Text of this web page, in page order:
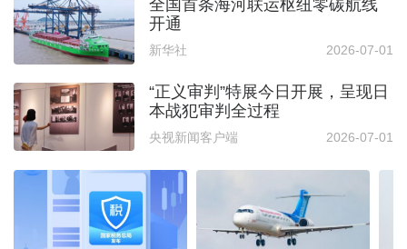
全国首条海河联运枢纽零碳航线
开通
新华社 2026-07-01
“正义审判”特展今日开展，呈现日
本战犯审判全过程
央视新闻客户端 2026-07-01